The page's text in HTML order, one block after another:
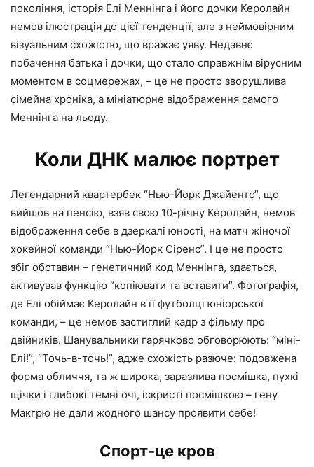
покоління, історія Елі Меннінга і його дочки Керолайн
немов ілюстрація до цієї тенденції, але з неймовірним
візуальним схожістю, що вражає уяву. Недавнє
побачення батька і дочки, що стало справжнім вірусним
моментом в соцмережах, – це не просто зворушлива
сімейна хроніка, а мініатюрне відображення самого
Меннінга на льоду.
Коли ДНК малює портрет
Легендарний квартербек “Нью-Йорк Джайентс”, що
вийшов на пенсію, взяв свою 10-річну Керолайн, немов
відображення себе в дзеркалі юності, на матч жіночої
хокейної команди “Нью-Йорк Сіренс”. І це не просто
збіг обставин – генетичний код Меннінга, здається,
активував функцію “копіювати та вставити”. Фотографія,
де Елі обіймає Керолайн в її футболці юніорської
команди, – це немов застиглий кадр з фільму про
двійників. Шанувальники гарячково обговорюють: “міні-
Елі!”, “Точь-в-точь!”, адже схожість разюче: подовжена
форма обличчя, та ж широка, заразлива посмішка, пухкі
щічки і глибокі темні очі, іскристі посмішкою – гену
Макгрю не дали жодного шансу проявити себе!
Спорт-це кров